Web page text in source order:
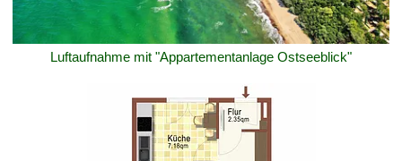
Luftaufnahme mit "Appartementanlage Ostseeblick"